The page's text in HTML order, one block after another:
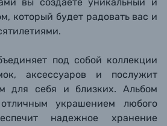
который будет радовать вас и
под собой коллекции
аксессуаров и послужит
для себя и близких. Альбом
украшением любого
надежное хранение